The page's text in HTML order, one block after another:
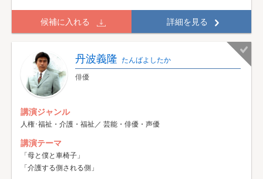
候補に入れる 詳細を見る
丹波義隆 たんばよしたか
俳優
講演ジャンル
人権･福祉・介護・福祉／ 芸能・俳優・声優
講演テーマ
「母と僕と車椅子」
「介護する側される側」